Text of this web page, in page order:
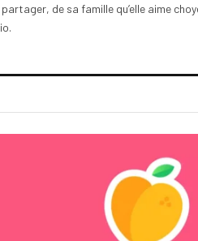
de sa famille qu’elle aime